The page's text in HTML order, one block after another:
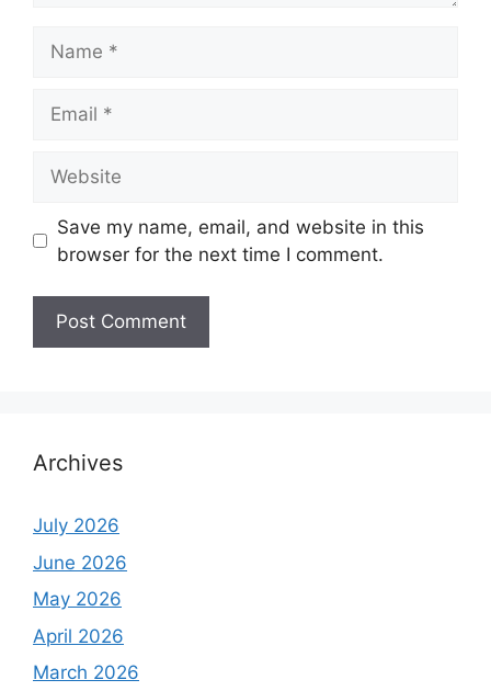
Save my name, email, and website in this
browser for the next time I comment.
Archives
July 2026
June 2026
May 2026
April 2026
March 2026